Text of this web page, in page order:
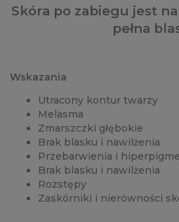
Skóra po zabiegu jest
pełna
Wskazania
Utracony kontur twarzy
Melasma
Zmarszczki głębokie
Brak blasku i nawilżenia
Przebarwienia i
Brak blasku i nawilżenia
Rozstępy
Zaskórniki i nierówności